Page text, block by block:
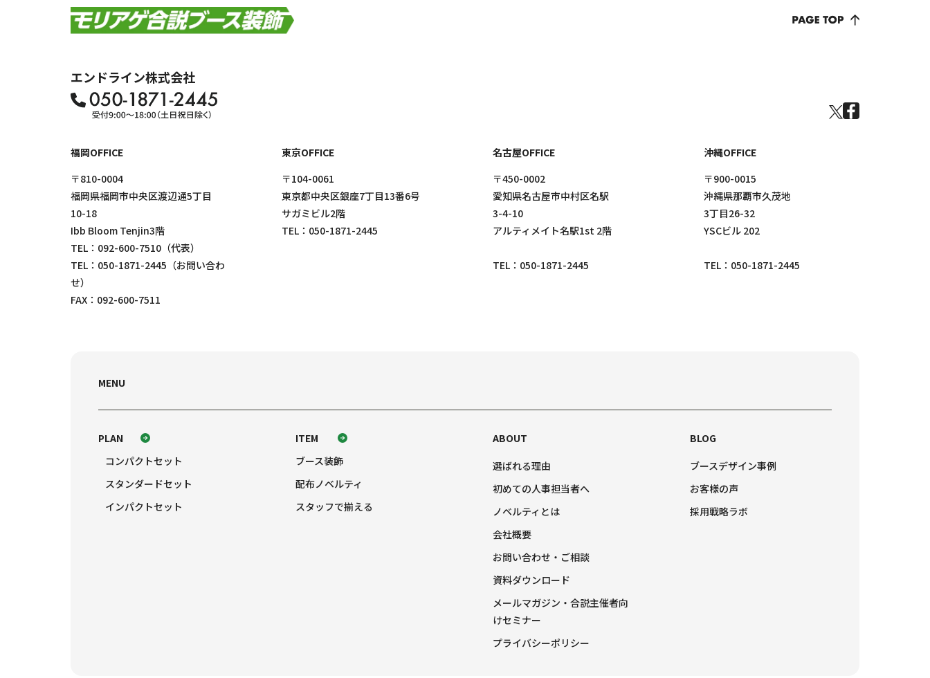
エンドライン株式会社
福岡OFFICE
〒810-0004
福岡県福岡市中央区渡辺通5丁目
10-18
Ibb Bloom Tenjin3階
TEL： 092-600-7510 （代表）
TEL： 050-1871-2445 （お問い合わ
せ）
FAX：092-600-7511
東京OFFICE
〒104-0061
東京都中央区銀座7丁目13番6号
サガミビル2階
TEL： 050-1871-2445
名古屋OFFICE
〒450-0002
愛知県名古屋市中村区名駅
3-4-10
アルティメイト名駅1st 2階
TEL： 050-1871-2445
沖縄OFFICE
〒900-0015
沖縄県那覇市久茂地
3丁目26-32
YSCビル 202
TEL： 050-1871-2445
MENU
PLAN
コンパクトセット
スタンダードセット
インパクトセット
ITEM
ブース装飾
配布ノベルティ
スタッフで揃える
ABOUT
選ばれる理由
初めての人事担当者へ
ノベルティとは
会社概要
お問い合わせ・ご相談
資料ダウンロード
メールマガジン・合説主催者向
けセミナー
プライバシーポリシー
BLOG
ブースデザイン事例
お客様の声
採用戦略ラボ